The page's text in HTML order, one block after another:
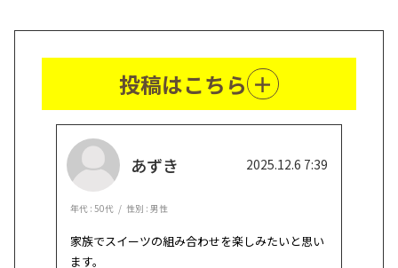
あずき
年代 : 50代 性別 : 男性
家族でスイーツの組み合わせを楽しみたいと思い
ます。
2025.12.6 7:39
投稿はこちら